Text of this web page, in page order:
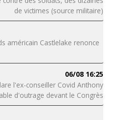
de victimes (source militaire)
américain Castlelake renonce
06/08 16:25
l'ex-conseiller Covid Anthony
d'outrage devant le Congrès